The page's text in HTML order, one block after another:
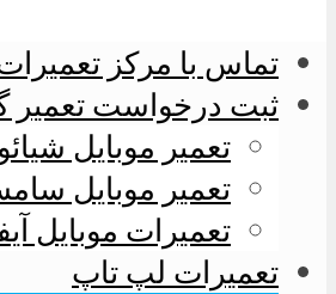
تماس با مرکز تعمیرات
ثبت درخواست تعمیر
تعمیر موبایل
تعمیر موبایل
تعمیرات موبایل
تعمیرات لپ تاپ